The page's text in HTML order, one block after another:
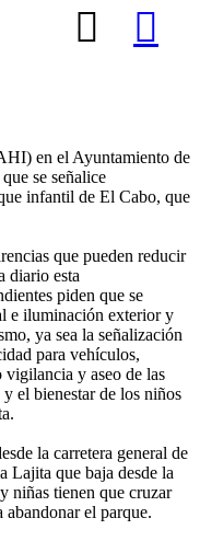
en el Ayuntamiento de
se señalice
infantil de El Cabo, que
que pueden reducir
diario esta
piden que se
e iluminación exterior y
ya sea la señalización
para vehículos,
vigilancia y aseo de las
el bienestar de los niños
la carretera general de
Lajita que baja desde la
niñas tienen que cruzar
abandonar el parque.